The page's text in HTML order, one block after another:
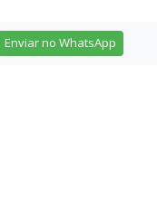
Enviar no WhatsApp